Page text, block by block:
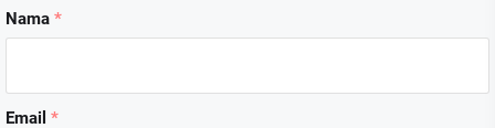
Nama *
Email *